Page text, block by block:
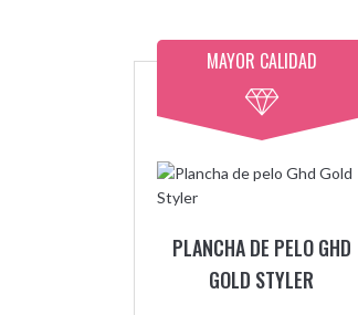
MAYOR CALIDAD
PLANCHA DE PELO GHD
GOLD STYLER